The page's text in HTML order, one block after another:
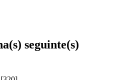
seguinte(s)